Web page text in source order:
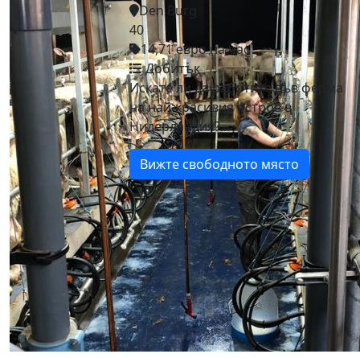
Den Burg
40
14,71 евро на час
Добитък
Искате ли да работите във ферма
на най-красивия остров в
Нидерландия?...
Вижте свободното място